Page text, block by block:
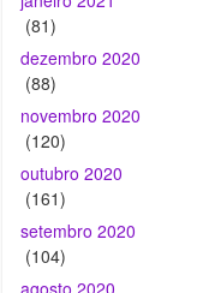
novembro 2020
(120)
outubro 2020
(161)
setembro 2020
(104)
agosto 2020
(74)
julho 2020
(84)